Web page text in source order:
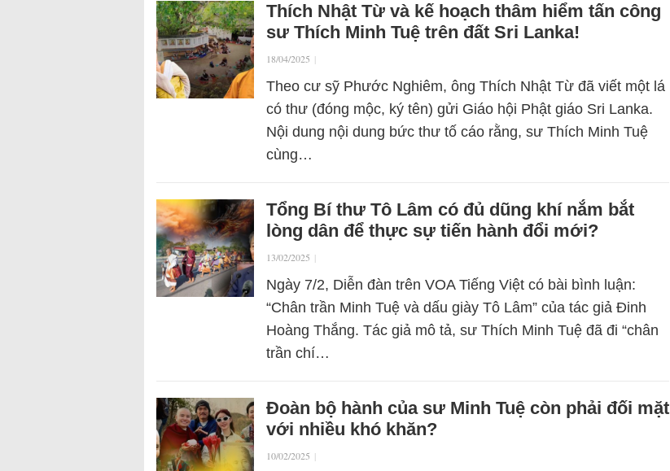
Thích Nhật Từ và kế hoạch thâm hiểm tấn công
sư Thích Minh Tuệ trên đất Sri Lanka!
18/04/2025 |
Theo cư sỹ Phước Nghiêm, ông Thích Nhật Từ đã viết một lá
có thư (đóng mộc, ký tên) gửi Giáo hội Phật giáo Sri Lanka.
Nội dung nội dung bức thư tố cáo rằng, sư Thích Minh Tuệ
cùng…
Tổng Bí thư Tô Lâm có đủ dũng khí nắm bắt
lòng dân để thực sự tiến hành đổi mới?
13/02/2025 |
Ngày 7/2, Diễn đàn trên VOA Tiếng Việt có bài bình luận:
“Chân trần Minh Tuệ và dấu giày Tô Lâm” của tác giả Đinh
Hoàng Thắng. Tác giả mô tả, sư Thích Minh Tuệ đã đi “chân
trần chí…
Đoàn bộ hành của sư Minh Tuệ còn phải đối mặt
với nhiều khó khăn?
10/02/2025 |